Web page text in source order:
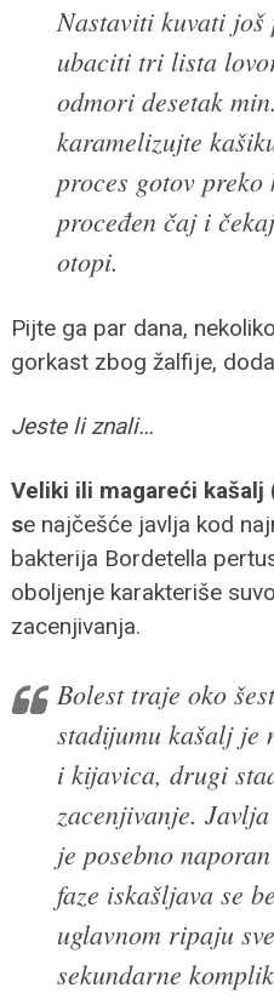
Nastaviti kuvati
ubaciti tri lista
odmori desetak
karamelizujte
proces gotov
proceđen čaj i
otopi.
Pijte ga par dana,
gorkast zbog žalfije,
Jeste li znali…
Veliki ili magareći
se najčešće javlja kod
bakterija Bordetella
oboljenje karakteriše
zacenjivanja.
Bolest traje oko
stadijumu kašalj je
i kijavica, drugi
zacenjivanje.
je posebno
faze iskašljava se
uglavnom ripaju
sekundarne